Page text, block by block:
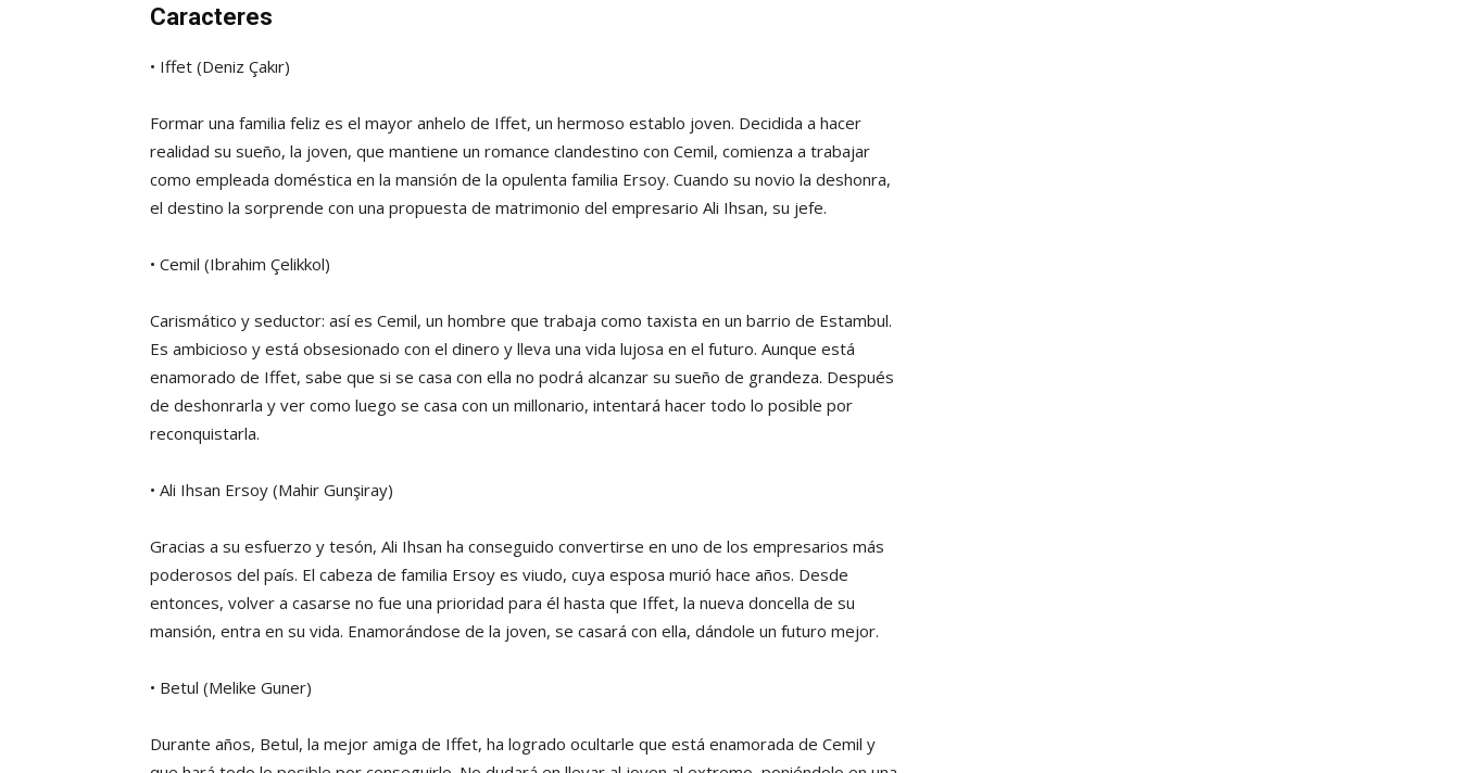
Caracteres
• Iffet (Deniz Çakır)
Formar una familia feliz es el mayor anhelo de Iffet, un hermoso establo joven. Decidida a hacer
realidad su sueño, la joven, que mantiene un romance clandestino con Cemil, comienza a trabajar
como empleada doméstica en la mansión de la opulenta familia Ersoy. Cuando su novio la deshonra,
el destino la sorprende con una propuesta de matrimonio del empresario Ali Ihsan, su jefe.
• Cemil (Ibrahim Çelikkol)
Carismático y seductor: así es Cemil, un hombre que trabaja como taxista en un barrio de Estambul.
Es ambicioso y está obsesionado con el dinero y lleva una vida lujosa en el futuro. Aunque está
enamorado de Iffet, sabe que si se casa con ella no podrá alcanzar su sueño de grandeza. Después
de deshonrarla y ver como luego se casa con un millonario, intentará hacer todo lo posible por
reconquistarla.
• Ali Ihsan Ersoy (Mahir Gunşiray)
Gracias a su esfuerzo y tesón, Ali Ihsan ha conseguido convertirse en uno de los empresarios más
poderosos del país. El cabeza de familia Ersoy es viudo, cuya esposa murió hace años. Desde
entonces, volver a casarse no fue una prioridad para él hasta que Iffet, la nueva doncella de su
mansión, entra en su vida. Enamorándose de la joven, se casará con ella, dándole un futuro mejor.
• Betul (Melike Guner)
Durante años, Betul, la mejor amiga de Iffet, ha logrado ocultarle que está enamorada de Cemil y